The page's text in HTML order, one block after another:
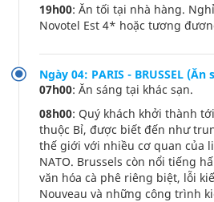
19h00: Ăn tối tại nhà hàng.
Novotel Est 4* hoặc tương
Ngày 04: PARIS - BRUSSEL
07h00: Ăn sáng tại khác sạn.
08h00: Quý khách khởi thành
thuộc Bỉ, được biết đến như
thế giới với nhiều cơ quan của
NATO. Brussels còn nổi tiếng
văn hóa cà phê riêng biệt, lỗi
Nouveau và những công trình